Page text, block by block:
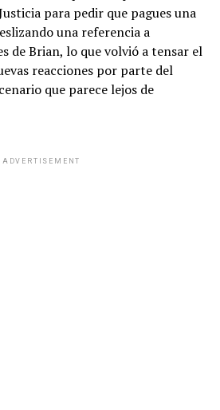
para pedir que pagues una
una referencia a
de Brian, lo que volvió a tensar el
reacciones por parte del
que parece lejos de
ADVERTISEMENT